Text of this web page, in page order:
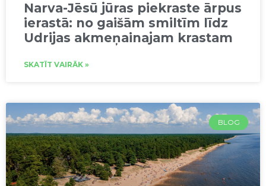
Narva-Jēsū jūras piekraste ārpus
ierastā: no gaišām smiltīm līdz
Udrijas akmeņainajam krastam
SKATĪT VAIRĀK »
BLOG